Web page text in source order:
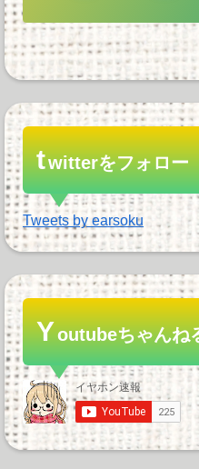
twitterをフォロー
Tweets by earsoku
Youtubeちゃんね